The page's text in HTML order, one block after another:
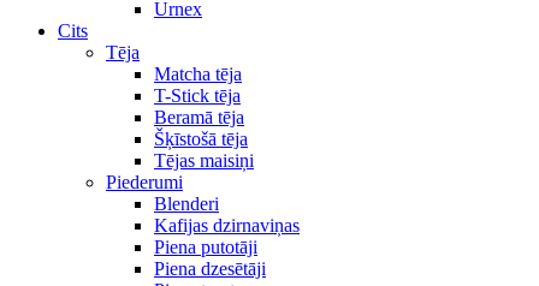
Urnex
Cits
Tēja
Matcha tēja
T-Stick tēja
Beramā tēja
Šķīstošā tēja
Tējas maisiņi
Piederumi
Blenderi
Kafijas dzirnaviņas
Piena putotāji
Piena dzesētāji